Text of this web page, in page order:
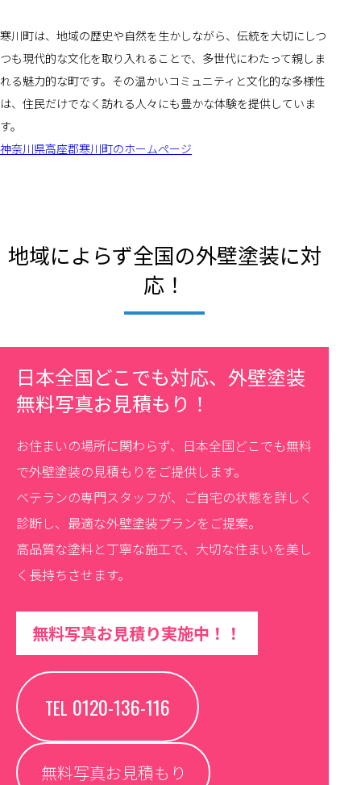
寒川町は、地域の歴史や自然を生かしながら、伝統を大切にしつ
つも現代的な文化を取り入れることで、多世代にわたって親しま
れる魅力的な町です。その温かいコミュニティと文化的な多様性
は、住民だけでなく訪れる人々にも豊かな体験を提供していま
す。
神奈川県高座郡寒川町のホームページ
地域によらず全国の外壁塗装に対
応！
日本全国どこでも対応、外壁塗装
無料写真お見積もり！
お住まいの場所に関わらず、日本全国どこでも無料
で外壁塗装の見積もりをご提供します。
ベテランの専門スタッフが、ご自宅の状態を詳しく
診断し、最適な外壁塗装プランをご提案。
高品質な塗料と丁寧な施工で、大切な住まいを美し
く長持ちさせます。
無料写真お見積り実施中！！
TEL 0120-136-116
無料写真お見積もり